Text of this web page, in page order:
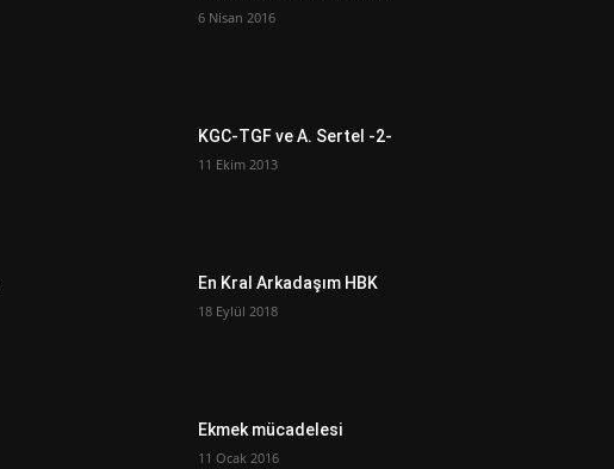
6 Nisan 2016
KGC-TGF ve A. Sertel -2-
11 Ekim 2013
En Kral Arkadaşım HBK
18 Eylül 2018
Ekmek mücadelesi
11 Ocak 2016